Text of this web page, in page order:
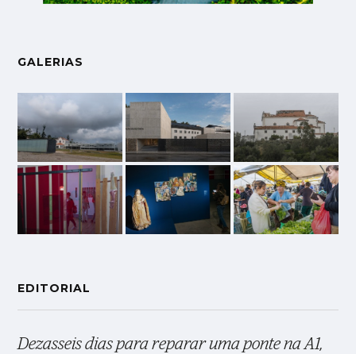
GALERIAS
EDITORIAL
Dezasseis dias para reparar uma ponte na A1,